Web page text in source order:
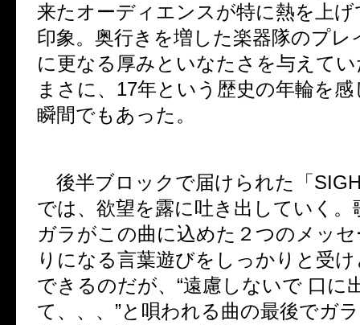
来たオーディエンスが特に熱を上
印象。奥行きを増した楽器隊のプレ
に更なる厚みといなたさを与えて
まさに、 17年という歴史の年輪を
瞬間でもあった。
後半ブロックで届けられた「
では、欲望を露に吐き出していく。
ガラがこの曲に込めた２つのメッ
りになる言葉遊びをしっかりと受
できるのだが、“遠慮しないで 口に
て、、、”と唄われる曲の最後でガ